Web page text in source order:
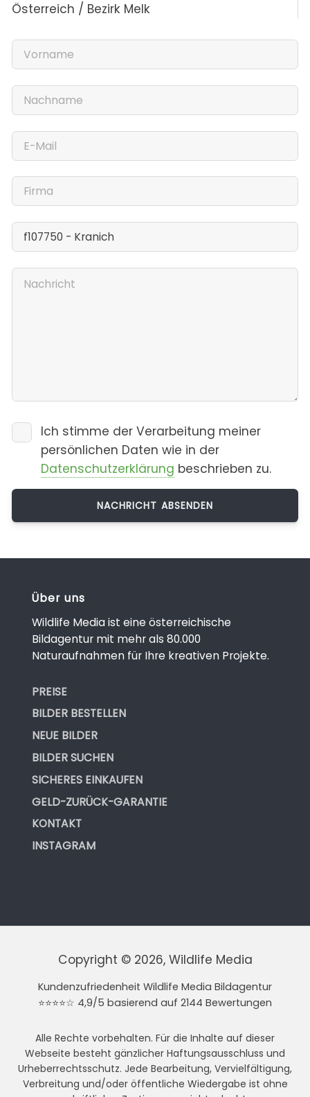
Österreich / Bezirk Melk
Ich stimme der Verarbeitung meiner
persönlichen Daten wie in der
Datenschutzerklärung beschrieben zu.
Über uns
Wildlife Media ist eine österreichische
Bildagentur mit mehr als 80.000
Naturaufnahmen für Ihre kreativen Projekte.
PREISE
BILDER BESTELLEN
NEUE BILDER
BILDER SUCHEN
SICHERES EINKAUFEN
GELD-ZURÜCK-GARANTIE
KONTAKT
INSTAGRAM
Copyright © 2026, Wildlife Media
Kundenzufriedenheit Wildlife Media Bildagentur
⭐⭐⭐⭐☆ 4,9/5 basierend auf 2144 Bewertungen
Alle Rechte vorbehalten. Für die Inhalte auf dieser
Webseite besteht gänzlicher Haftungsausschluss und
Urheberrechtsschutz. Jede Bearbeitung, Vervielfältigung,
Verbreitung und/oder öffentliche Wiedergabe ist ohne